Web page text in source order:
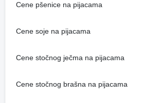
Cene pšenice na pijacama
Cene soje na pijacama
Cene stočnog ječma na pijacama
Cene stočnog brašna na pijacama